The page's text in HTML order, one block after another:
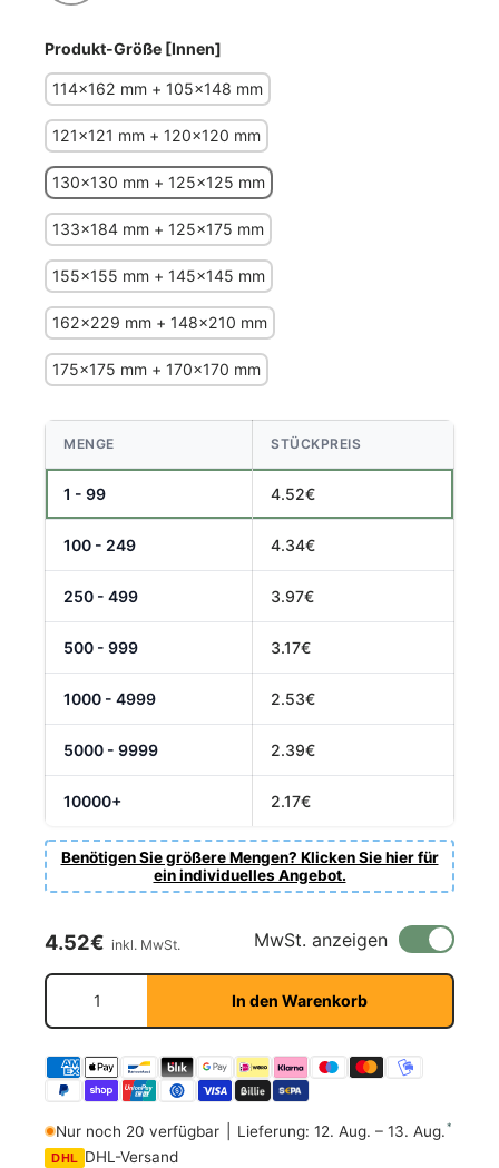
Produkt-Größe [Innen]
114x162 mm + 105x148 mm
121x121 mm + 120x120 mm
130x130 mm + 125x125 mm
133x184 mm + 125x175 mm
155x155 mm + 145x145 mm
162x229 mm + 148x210 mm
175x175 mm + 170x170 mm
MENGE STÜCKPREIS
1 - 99 4.52€
100 - 249 4.34€
250 - 499 3.97€
500 - 999 3.17€
1000 - 4999 2.53€
5000 - 9999 2.39€
10000+ 2.17€
Benötigen Sie größere Mengen? Klicken Sie hier für
ein individuelles Angebot.
Normaler Preis
4.52€ inkl. MwSt. MwSt. anzeigen
Anzahl
In den Warenkorb
Nur noch 20 verfügbar Lieferung: 12. Aug. – 13. Aug.*
DHL DHL-Versand